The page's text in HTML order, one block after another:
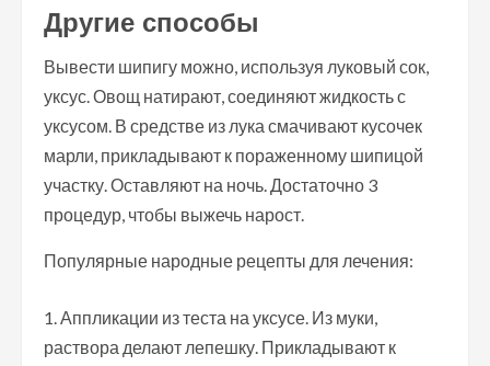
Другие способы
Вывести шипигу можно, используя луковый сок,
уксус. Овощ натирают, соединяют жидкость с
уксусом. В средстве из лука смачивают кусочек
марли, прикладывают к пораженному шипицой
участку. Оставляют на ночь. Достаточно 3
процедур, чтобы выжечь нарост.
Популярные народные рецепты для лечения:
Аппликации из теста на уксусе. Из муки,
раствора делают лепешку. Прикладывают к